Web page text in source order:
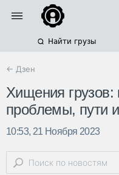
Найти грузы
← Дзен
Хищения
проблемы, пути
10:53, 21 Ноября 2023